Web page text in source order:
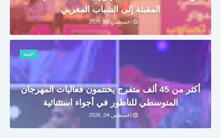
المقبلة إلى الشباب المغربي
اغسطس 05, 2026
الفنية
أكثر من 45 ألف متفرج يختتمون فعاليات المهرجان
المتوسطي للناظور في أجواء استثنائية
اغسطس 04, 2026